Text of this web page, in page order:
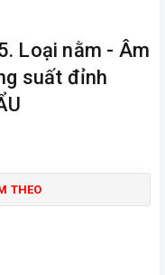
Loại nằm - Âm
suất đỉnh
THEO